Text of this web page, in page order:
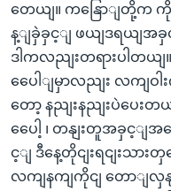
တေယျ။ ကနြောျတို့က ကို
န့ျခှဲခှင့ျ ဖယျဒရယျအခှ
ဒါကလညျးတရားပါတ
ပေေါျမှာလညျး လကျဝါ
တော့ နညျးနညျးပဲပေးတ
ပေေါ့ ၊ တနျးတူအခှင့
င့ျ ဒီနေ့တိုငျးရငျးသာ
လကျနကျကိုငျ တောျ